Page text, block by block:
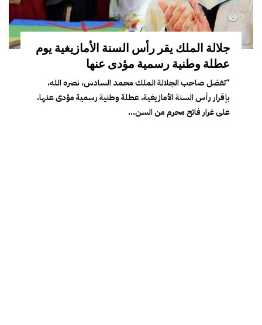
جلالة الملك يقر رأس السنة الأمازيغية يوم
عطلة وطنية رسمية مؤدى عنها
“تفضل صاحب الجلالة الملك محمد السادس، نصره الله،
بإقرار رأس السنة الأمازيغية، عطلة وطنية رسمية مؤدى عنها،
على غرار فاتح محرم من السن...